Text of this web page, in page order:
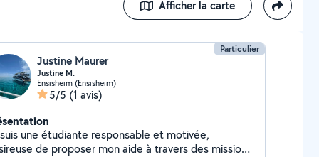
Afficher la carte
Particulier
Justine Maurer
Justine M.
Ensisheim (Ensisheim)
5/5 (1 avis)
une étudiante responsable et motivée,
de proposer mon aide à travers des missions